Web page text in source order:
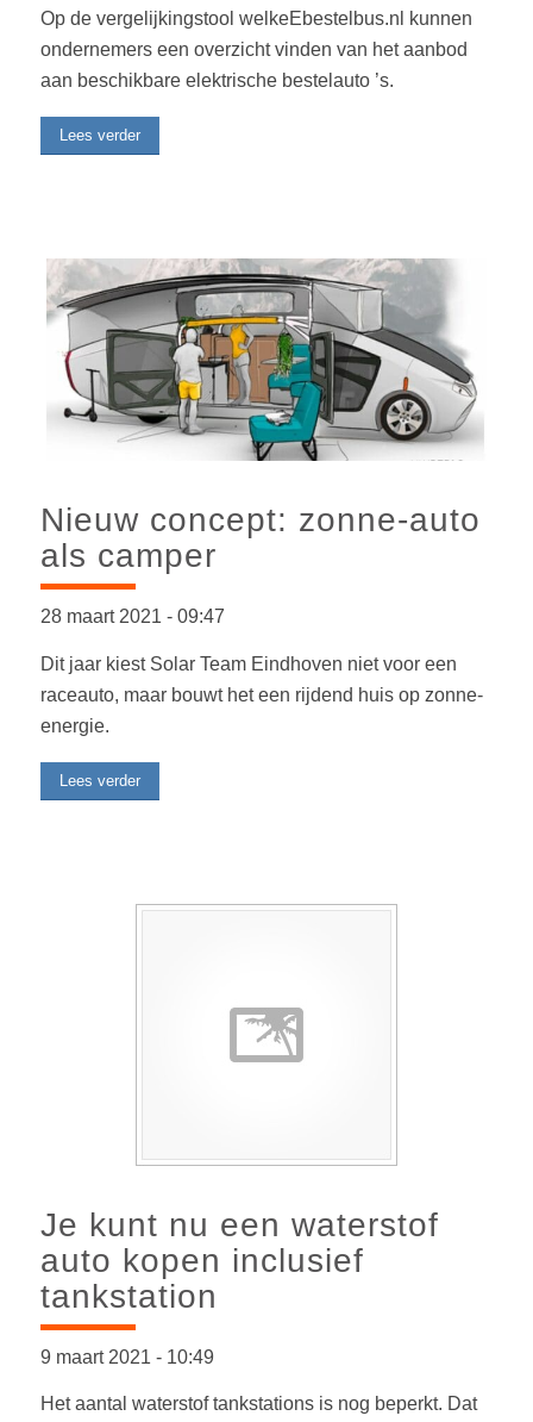
Op de vergelijkingstool welkeEbestelbus.nl kunnen
ondernemers een overzicht vinden van het aanbod
aan beschikbare elektrische bestelauto ’s.
Lees verder
Nieuw concept: zonne-auto
als camper
28 maart 2021 -09:47
Dit jaar kiest Solar Team Eindhoven niet voor een
raceauto, maar bouwt het een rijdend huis op zonne-
energie.
Lees verder
Je kunt nu een waterstof
auto kopen inclusief
tankstation
9 maart 2021 -10:49
Het aantal waterstof tankstations is nog beperkt. Dat